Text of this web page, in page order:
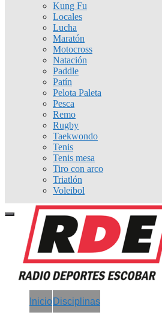
Kung Fu
Locales
Lucha
Maratón
Motocross
Natación
Paddle
Patín
Pelota Paleta
Pesca
Remo
Rugby
Taekwondo
Tenis
Tenis mesa
Tiro con arco
Triatlón
Voleibol
Inicio Disciplinas